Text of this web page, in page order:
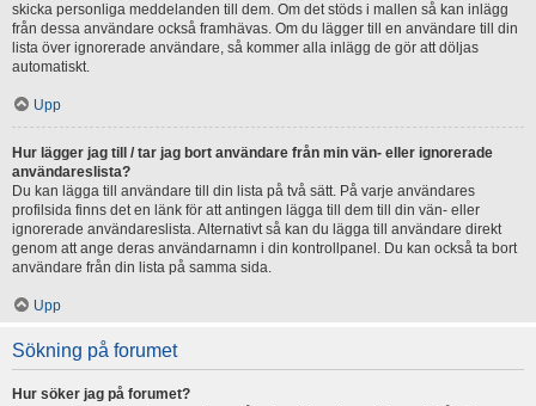
skicka personliga meddelanden till dem. Om det stöds i mallen så kan inlägg
från dessa användare också framhävas. Om du lägger till en användare till din
lista över ignorerade användare, så kommer alla inlägg de gör att döljas
automatiskt.
Upp
Hur lägger jag till / tar jag bort användare från min vän- eller ignorerade
användareslista?
Du kan lägga till användare till din lista på två sätt. På varje användares
profilsida finns det en länk för att antingen lägga till dem till din vän- eller
ignorerade användareslista. Alternativt så kan du lägga till användare direkt
genom att ange deras användarnamn i din kontrollpanel. Du kan också ta bort
användare från din lista på samma sida.
Upp
Sökning på forumet
Hur söker jag på forumet?